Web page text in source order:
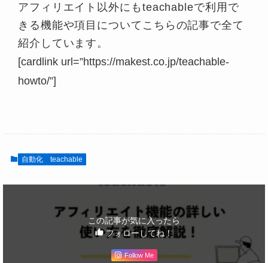
①希望のCookie期間を入力して、②Save
を押します。
②のボタンを
押してオフ
アフィリエイト以外にもteachableで利用で
きる機能や項目についてこちらの記事で全て
紹介しています。
[cardlink url=”https://makest.co.jp/teachable-
howto/”]
自動化 teachable
この記事が気に入ったら
フォローしてね！
Follow Me